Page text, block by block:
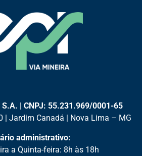
S.A. | CNPJ: 55.231.969/0001-65
| Jardim Canadá | Nova Lima – MG
administrativo:
a Quinta-feira: 8h às 18h